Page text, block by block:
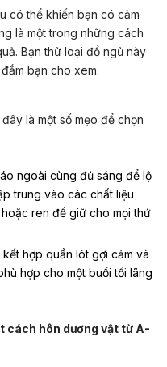
có thể khiến bạn có cảm
là một trong những cách
Bạn thử loại đồ ngủ này
bạn cho xem.
là một số mẹo để chọn
ngoài cùng đủ sáng để lộ
trung vào các chất liệu
ren để giữ cho mọi thứ
hợp quần lót gợi cảm và
hợp cho một buổi tối lãng
cách hôn dương vật từ A-